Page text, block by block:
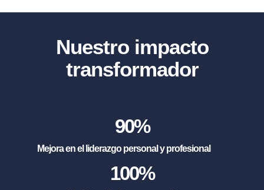
Nuestro impacto
transformador
90%
Mejora en el liderazgo personal y profesional
100%